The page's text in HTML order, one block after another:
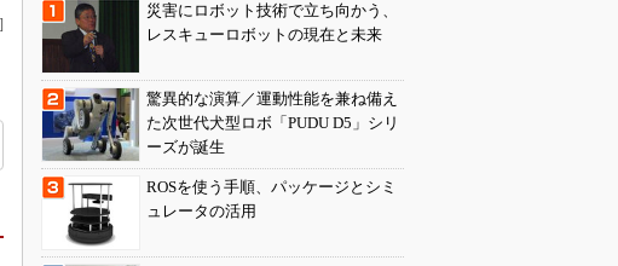
]
災害にロボット技術で立ち向かう、
レスキューロボットの現在と未来
驚異的な演算／運動性能を兼ね備え
た次世代犬型ロボ「PUDU D5」シリ
ーズが誕生
ROSを使う手順、パッケージとシミ
ュレータの活用